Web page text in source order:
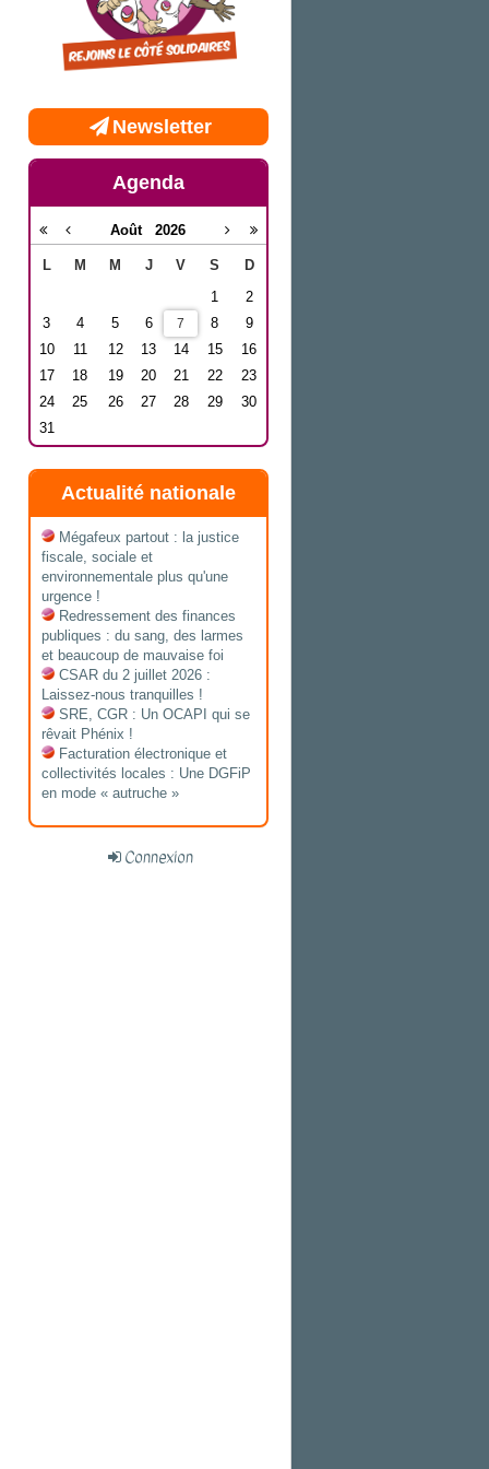
Newsletter
Agenda
Août 2026
L M M J V S
D
1
2
3
4 5 6 7 8
9
10
11 12 13 14 15
16
17
18 19 20 21 22
23
24
25 26 27 28 29
30
31
Actualité nationale
Mégafeux partout : la justice
fiscale, sociale et
environnementale plus qu'une
urgence !
Redressement des finances
publiques : du sang, des larmes
et beaucoup de mauvaise foi
CSAR du 2 juillet 2026 :
Laissez-nous tranquilles !
SRE, CGR : Un OCAPI qui se
rêvait Phénix !
Facturation électronique et
collectivités locales : Une DGFiP
en mode « autruche »
Connexion